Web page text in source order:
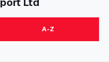
5GA
A-Z